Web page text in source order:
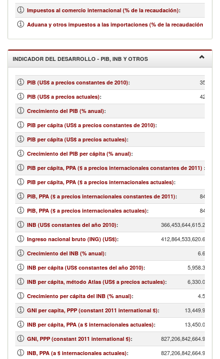
Impuestos al comercio internacional (% de la recaudación):
Aduana y otros impuestos a las importaciones (% de la recaudación
INDICADOR DEL DESARROLLO - PIB, INB Y OTROS
PIB (US$ a precios constantes de 2010):
PIB (US$ a precios actuales):
Crecimiento del PIB (% anual):
PIB per cápita (US$ a precios constantes de 2010):
PIB per cápita (US$ a precios actuales):
Crecimiento del PIB per cápita (% anual):
PIB per cápita, PPA ($ a precios internacionales constantes de 2011) :
PIB per cápita, PPA ($ a precios internacionales actuales):
PIB, PPA ($ a precios internacionales constantes de 2011):
PIB, PPA ($ a precios internacionales actuales):
INB (US$ constantes del año 2010): 366,453,644,615.21
Ingreso nacional bruto (ING) (US$): 412,864,533,620.67
Crecimiento del INB (% anual): 6.68
INB per cápita (US$ constantes del año 2010): 5,958.34
INB per cápita, método Atlas (US$ a precios actuales): 6,330.00
Crecimiento per cápita del INB (% anual): 4.57
GNI per capita, PPP (constant 2011 international $): 13,449.95
INB per cápita, PPA (a $ internacionales actuales): 13,450.00
GNI, PPP (constant 2011 international $): 827,206,842,664.98
INB, PPA (a $ internacionales actuales): 827,206,842,664.98